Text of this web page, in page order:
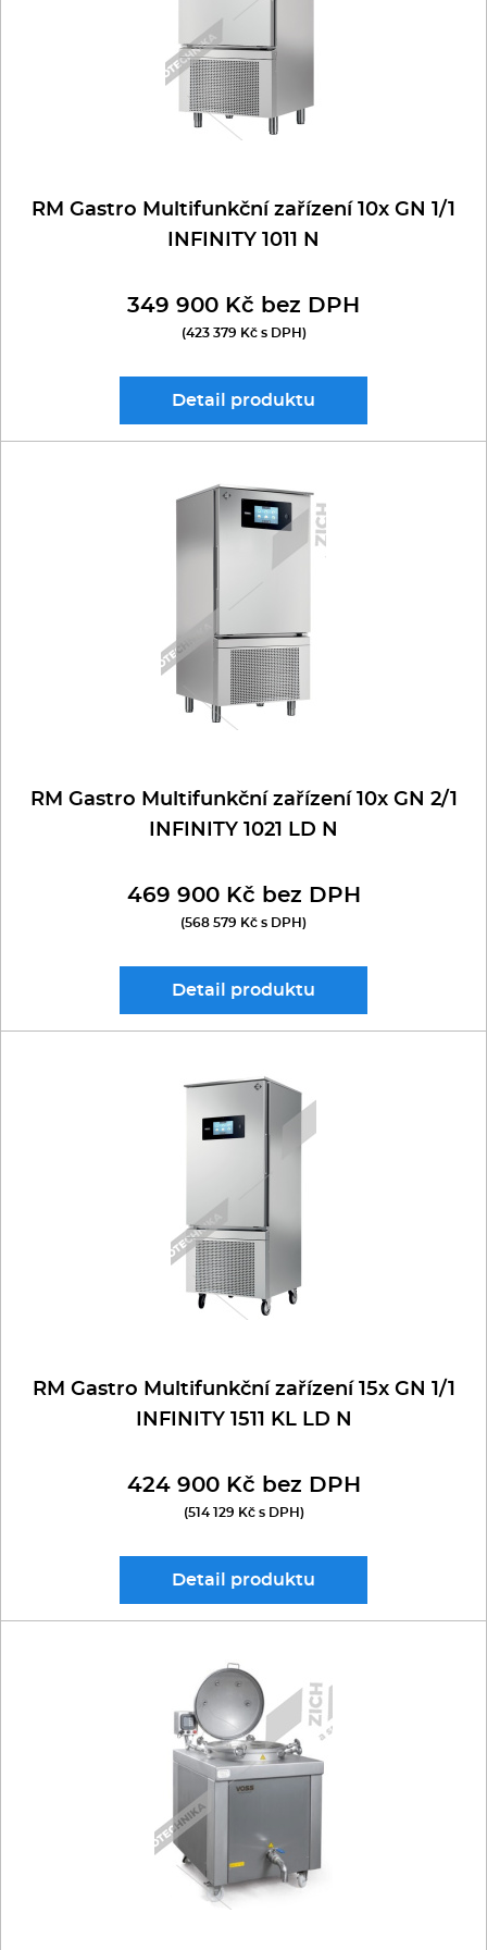
Řeznické stroje
Konvektomaty/Pece
Stolní zařízení
Transport, výdej a regen.
Multifunkce - speciály
Vařiče a výrobníky těstovin
Vodní lázně
BAZAR
MULTIFUNKČNÍ ZAŘÍZENÍ - PÁNVE
JONI
RM Gastro Multifunkční zařízení 10x GN 1/1
INFINITY 1011 N
349 900 Kč bez DPH
(423 379 Kč s DPH)
Detail produktu
RM Gastro Multifunkční zařízení 10x GN 2/1
INFINITY 1021 LD N
469 900 Kč bez DPH
(568 579 Kč s DPH)
Detail produktu
RM Gastro Multifunkční zařízení 15x GN 1/1
INFINITY 1511 KL LD N
424 900 Kč bez DPH
(514 129 Kč s DPH)
Detail produktu